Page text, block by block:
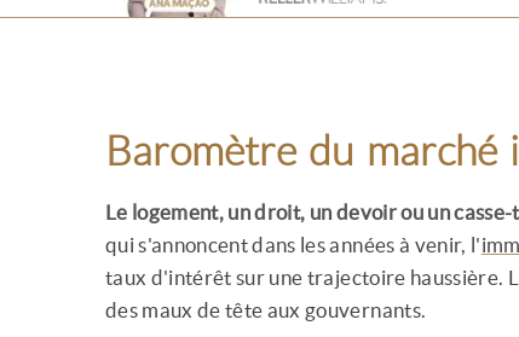
Baromètre du
Le logement, un droit, un devoir ou un casse-
qui s'annoncent dans les années à venir, l'
taux d'intérêt sur une trajectoire haussière.
des maux de tête aux gouvernants.